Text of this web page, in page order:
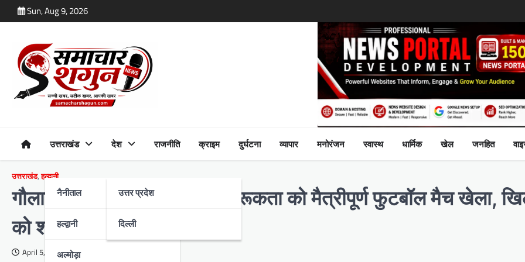
to
Sun, Aug 9, 2026
उत्तराखंड
नैनीताल
हल्द्वानी
अल्मोड़ा
देश
उत्तर प्रदेश
दिल्ली
राजनीति क्राइम दुर्घटना व्यापार मनोरंजन स्वास्थ धार्मिक खेल जनहित
उत्तराखंड,हल्द्वानी
गौलापार स्टेडियम में मतदाता जागरूकता को मैत्रीपूर्ण फुटबॉल मैच खेला,
को शपथ भी दिलाई
April 5, 2024